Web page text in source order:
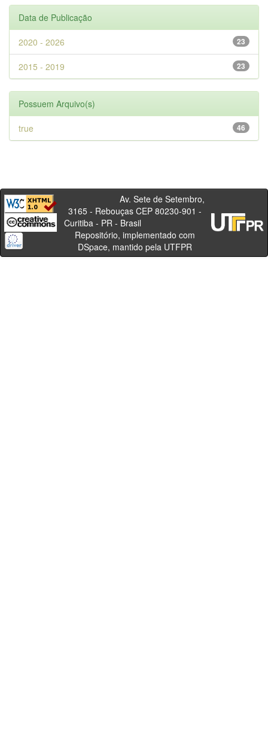
Data de Publicação
23
2020 - 2026
23
2015 - 2019
Possuem Arquivo(s)
46
true
Av. Sete de Setembro,
3165 - Rebouças CEP 80230-901 -
Curitiba - PR - Brasil
Repositório, implementado com
DSpace, mantido pela UTFPR